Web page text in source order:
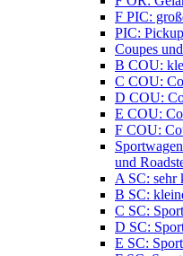
F PIC:
PIC:
Coupes
B COU:
C COU:
D COU:
E COU:
F COU:
Sportwagen
und
A SC: sehr
B SC:
C SC:
D SC:
E SC: